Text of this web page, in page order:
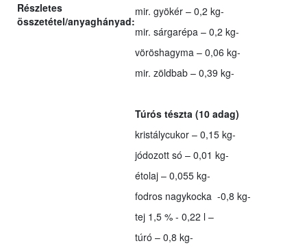
Részletes
összetétel/anyaghányad:
mir. gyökér – 0,2 kg-
mir. sárgarépa – 0,2 kg-
vöröshagyma – 0,06 kg-
mir. zöldbab – 0,39 kg-
Túrós tészta (10 adag)
kristálycukor – 0,15 kg-
jódozott só – 0,01 kg-
étolaj – 0,055 kg-
fodros nagykocka -0,8 kg-
tej 1,5 % - 0,22 l –
túró – 0,8 kg-